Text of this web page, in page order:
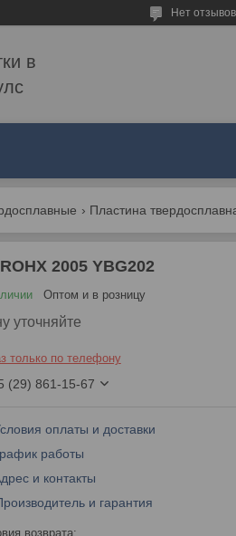
Нет
в
Пластина
2005 YBG202
Оптом и в розницу
уточняйте
только по телефону
(29) 861-15-67
оплаты и доставки
работы
и контакты
и гарантия